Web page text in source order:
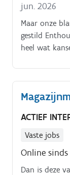
jun. 2026
Maar onze
gestild
heel wat
ACTIEF
Vaste jobs
Online
Dan is deze